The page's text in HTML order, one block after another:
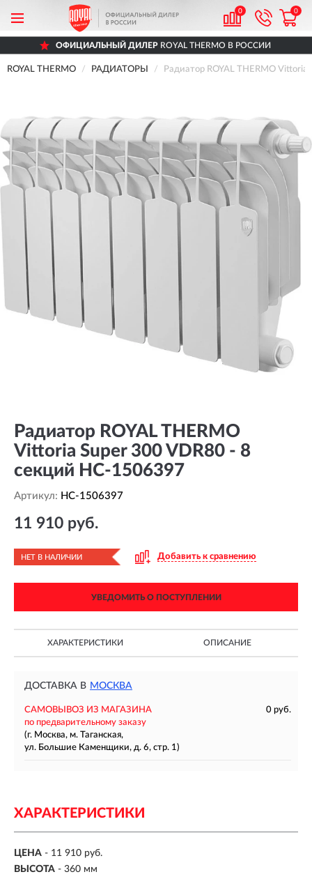
0 0
ОФИЦИАЛЬНЫЙ ДИЛЕР ROYAL THERMO В РОССИИ
ROYAL THERMO РАДИАТОРЫ Радиатор ROYAL THERMO
Радиатор ROYAL THERMO
Vittoria Super 300 VDR80 - 8
секций HC-1506397
Артикул: HC-1506397
11 910 руб.
НЕТ В НАЛИЧИИ Добавить к сравнению
УВЕДОМИТЬ О ПОСТУПЛЕНИИ
ХАРАКТЕРИСТИКИ ОПИСАНИЕ
ДОСТАВКА В МОСКВА
САМОВЫВОЗ ИЗ МАГАЗИНА
0 руб.
по предварительному заказу
(г. Москва, м. Таганская,
ул. Большие Каменщики, д. 6, стр. 1)
ХАРАКТЕРИСТИКИ
ЦЕНА - 11 910 руб.
ВЫСОТА - 360 мм